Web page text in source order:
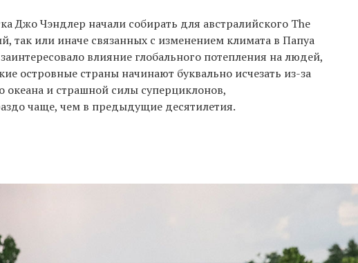
Джо Чэндлер начали собирать для австралийского The
так или иначе связанных с изменением климата в Папуа
влияние глобального потепления на людей,
островные страны начинают буквально исчезать из-за
и страшной силы суперциклонов,
чаще, чем в предыдущие десятилетия.